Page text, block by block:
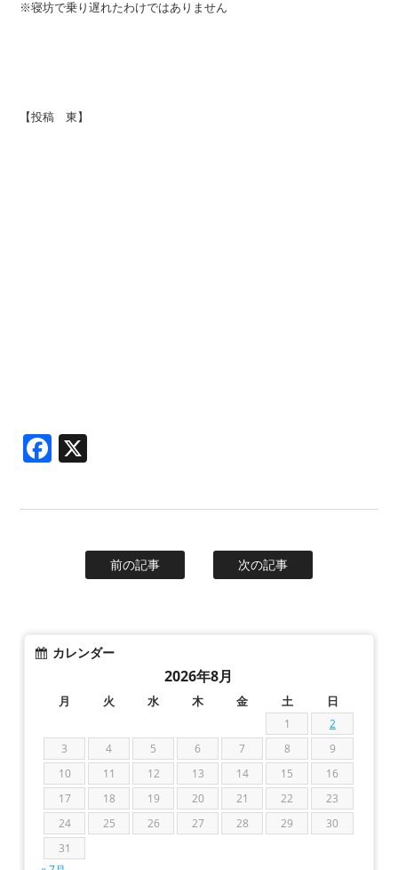
※寝坊で乗り遅れたわけではありません
【投稿 東】
Facebook
前の記事 次の記事
カレンダー
2026年8月
月 火 水 木 金 土 日
1
2
3
4 5 6 7 8
9
10
11 12 13 14 15
16
17
18 19 20 21 22
23
24
25 26 27 28 29
30
31